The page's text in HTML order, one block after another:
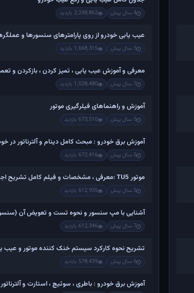
4 سال پیش 2,248,863 بازدید
عیب یابی خودرو از روی پارامترهای سنسورها و
5 سال پیش 1,668,315 بازدید
معرفی و آموزش عیب یابی ، تمیز کردن ، بازکردن و
7 سال پیش 1,028,480 بازدید
آموزش و راهنماهای فیلرگیری موتور
5 سال پیش 673,510 بازدید
آموزش برق خودرو : مبحث کامل دینام و آلترناتور در
5 سال پیش 672,416 بازدید
موتور TU5 :معرفی ، مشخصات و فیلم کامل تشریح اجزاء و باز کردن
5 سال پیش 612,935 بازدید
آشنایی با مپ سنسور و نحوه تست و تعویض آن
7 سال پیش 612,346 بازدید
تشریح نحوه کارکرد سیستم خنک کننده موتور و عیب
6 سال پیش 578,439 بازدید
آموزش برق خودرو : باطری ، سوئیچ ، استارت و آلترناتور